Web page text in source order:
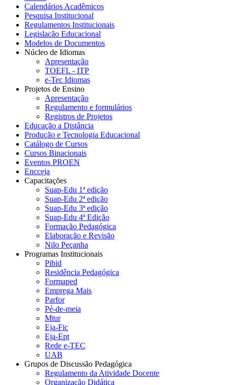
Calendários Acadêmicos
Pesquisa Institucional
Regulamentos Institucionais
Legislação Educacional
Modelos de Documentos
Núcleo de Idiomas
Apresentação
TOEFL - ITP
e-Tec Idiomas
Projetos de Ensino
Apresentação
Regulamento e formulários
Registros de Projetos
Educação a Distância
Produção e Tecnologia Educacional
Catálogo de Cursos
Cursos Binacionais
Eventos PROEN
Encceja
Capacitações
Suap-Edu 1ª edição
Suap-Edu 2ª edição
Suap-Edu 3ª edição
Suap-Edu 4ª Edição
Formação Pedagógica
Elaboração e Revisão
Nilo Peçanha
Programas Institucionais
Pibid
Residência Pedagógica
Formaped
Emprega Mais
Parfor
Pé-de-meia
Mtur
Eja-Fic
Eja-Ept
Rede e-TEC
UAB
Grupos de Discussão Pedagógica
Regulamento da Atividade Docente
Organização Didática